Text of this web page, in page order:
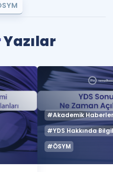
Yazılar
#Akademik
#YDS Hakkında
#ÖSYM